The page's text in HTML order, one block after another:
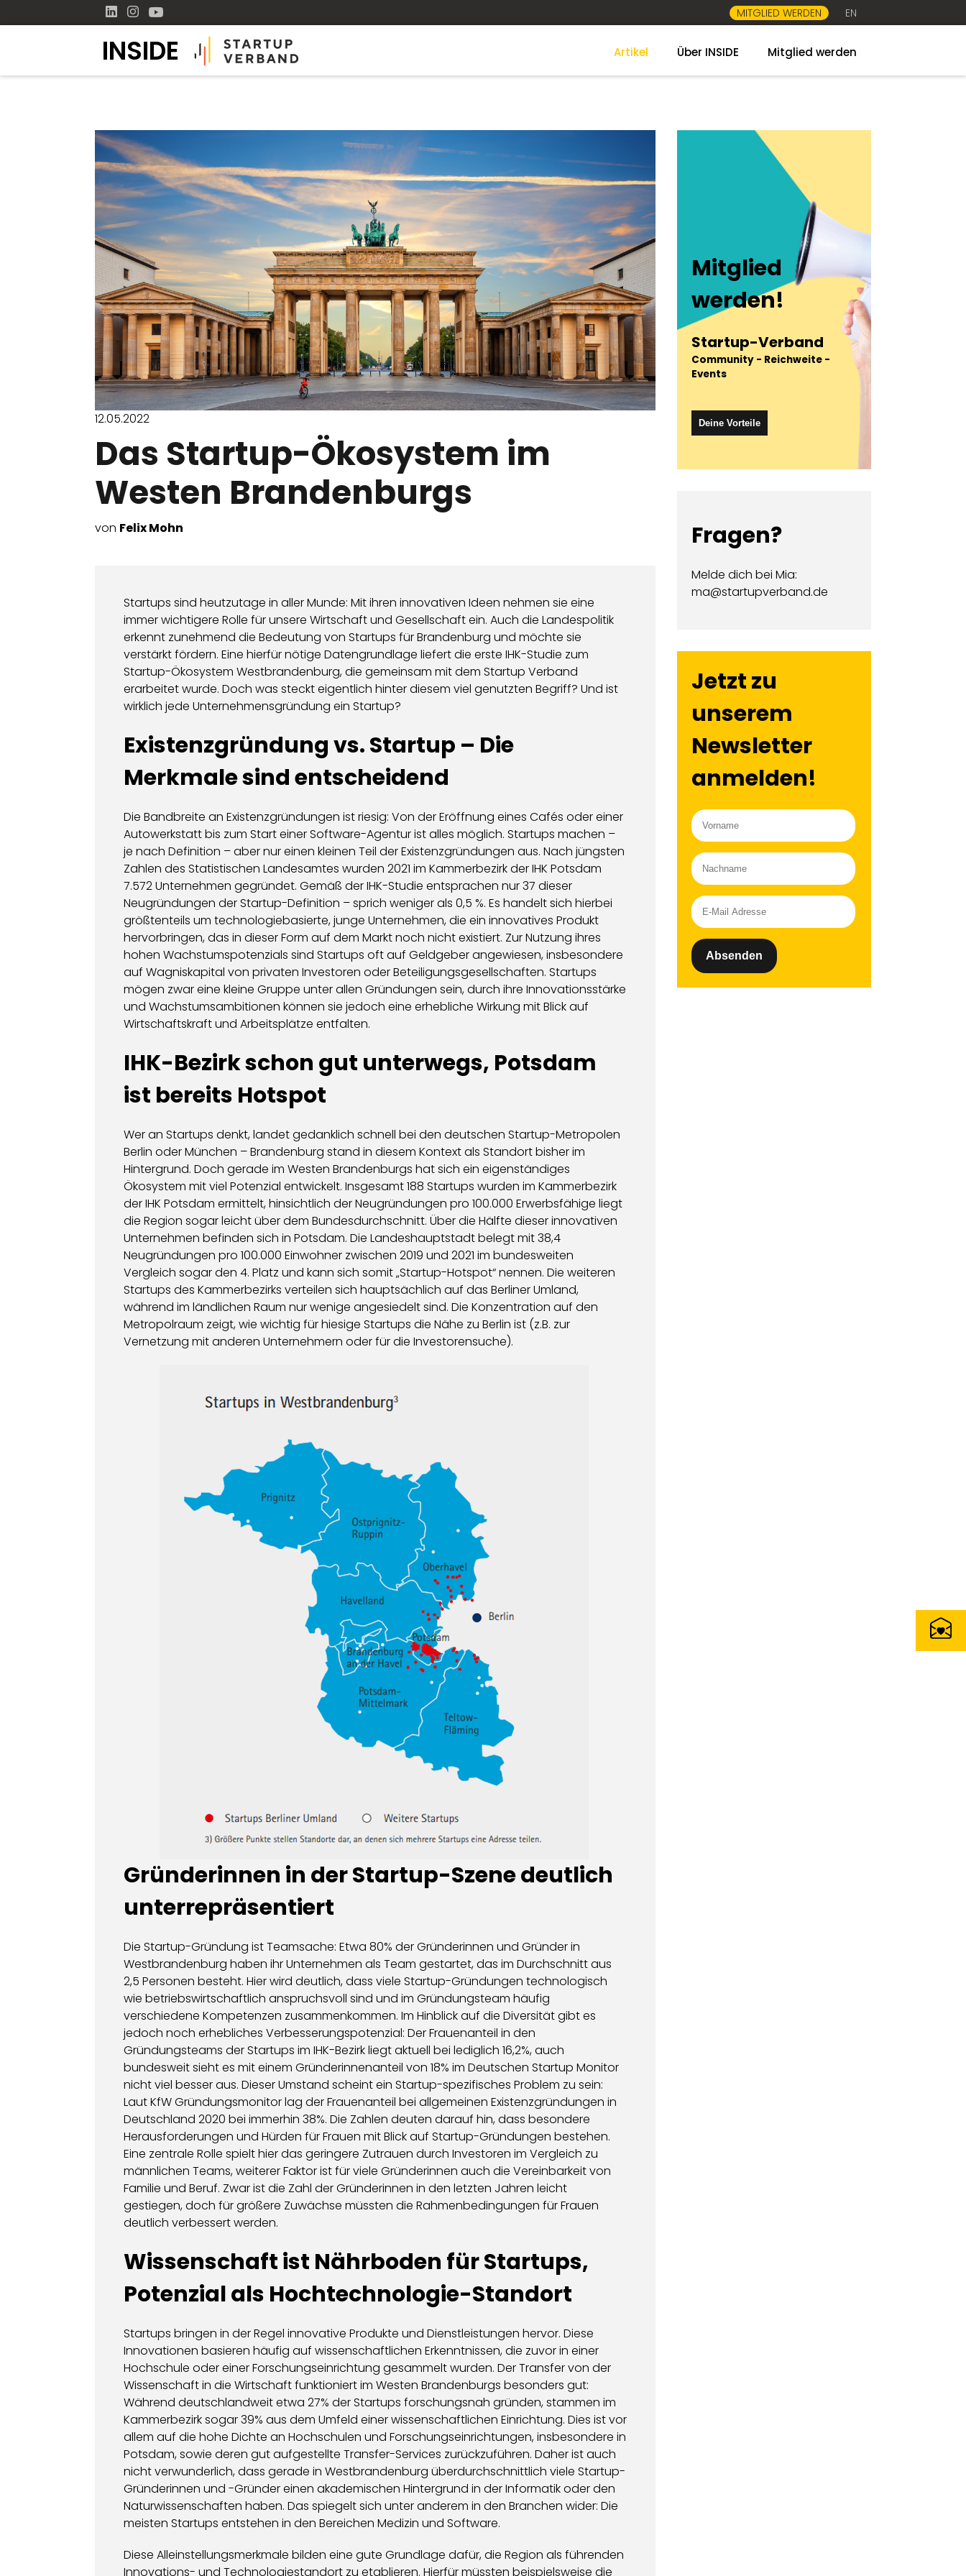
MITGLIED WERDEN EN
INSIDE Artikel Über INSIDE Mitglied werden
12.05.2022
Das Startup-Ökosystem im
Westen Brandenburgs
von Felix Mohn
Startups sind heutzutage in aller Munde: Mit ihren innovativen Ideen nehmen sie eine
immer wichtigere Rolle für unsere Wirtschaft und Gesellschaft ein. Auch die Landespolitik
erkennt zunehmend die Bedeutung von Startups für Brandenburg und möchte sie
verstärkt fördern. Eine hierfür nötige Datengrundlage liefert die erste IHK-Studie zum
Startup-Ökosystem Westbrandenburg, die gemeinsam mit dem Startup Verband
erarbeitet wurde. Doch was steckt eigentlich hinter diesem viel genutzten Begriff? Und ist
wirklich jede Unternehmensgründung ein Startup?
Existenzgründung vs. Startup – Die
Merkmale sind entscheidend
Die Bandbreite an Existenzgründungen ist riesig: Von der Eröffnung eines Cafés oder einer
Autowerkstatt bis zum Start einer Software-Agentur ist alles möglich. Startups machen –
je nach Definition – aber nur einen kleinen Teil der Existenzgründungen aus. Nach jüngsten
Zahlen des Statistischen Landesamtes wurden 2021 im Kammerbezirk der IHK Potsdam
7.572 Unternehmen gegründet. Gemäß der IHK-Studie entsprachen nur 37 dieser
Neugründungen der Startup-Definition – sprich weniger als 0,5 %. Es handelt sich hierbei
größtenteils um technologiebasierte, junge Unternehmen, die ein innovatives Produkt
hervorbringen, das in dieser Form auf dem Markt noch nicht existiert. Zur Nutzung ihres
hohen Wachstumspotenzials sind Startups oft auf Geldgeber angewiesen, insbesondere
auf Wagniskapital von privaten Investoren oder Beteiligungsgesellschaften. Startups
mögen zwar eine kleine Gruppe unter allen Gründungen sein, durch ihre Innovationsstärke
und Wachstumsambitionen können sie jedoch eine erhebliche Wirkung mit Blick auf
Wirtschaftskraft und Arbeitsplätze entfalten.
IHK-Bezirk schon gut unterwegs, Potsdam
ist bereits Hotspot
Wer an Startups denkt, landet gedanklich schnell bei den deutschen Startup-Metropolen
Berlin oder München – Brandenburg stand in diesem Kontext als Standort bisher im
Hintergrund. Doch gerade im Westen Brandenburgs hat sich ein eigenständiges
Ökosystem mit viel Potenzial entwickelt. Insgesamt 188 Startups wurden im Kammerbezirk
der IHK Potsdam ermittelt, hinsichtlich der Neugründungen pro 100.000 Erwerbsfähige liegt
die Region sogar leicht über dem Bundesdurchschnitt. Über die Hälfte dieser innovativen
Unternehmen befinden sich in Potsdam. Die Landeshauptstadt belegt mit 38,4
Neugründungen pro 100.000 Einwohner zwischen 2019 und 2021 im bundesweiten
Vergleich sogar den 4. Platz und kann sich somit „Startup-Hotspot“ nennen. Die weiteren
Startups des Kammerbezirks verteilen sich hauptsächlich auf das Berliner Umland,
während im ländlichen Raum nur wenige angesiedelt sind. Die Konzentration auf den
Metropolraum zeigt, wie wichtig für hiesige Startups die Nähe zu Berlin ist (z.B. zur
Vernetzung mit anderen Unternehmern oder für die Investorensuche).
Gründerinnen in der Startup-Szene deutlich
unterrepräsentiert
Die Startup-Gründung ist Teamsache: Etwa 80% der Gründerinnen und Gründer in
Westbrandenburg haben ihr Unternehmen als Team gestartet, das im Durchschnitt aus
2,5 Personen besteht. Hier wird deutlich, dass viele Startup-Gründungen technologisch
wie betriebswirtschaftlich anspruchsvoll sind und im Gründungsteam häufig
verschiedene Kompetenzen zusammenkommen. Im Hinblick auf die Diversität gibt es
jedoch noch erhebliches Verbesserungspotenzial: Der Frauenanteil in den
Gründungsteams der Startups im IHK-Bezirk liegt aktuell bei lediglich 16,2%, auch
bundesweit sieht es mit einem Gründerinnenanteil von 18% im Deutschen Startup Monitor
nicht viel besser aus. Dieser Umstand scheint ein Startup-spezifisches Problem zu sein:
Laut KfW Gründungsmonitor lag der Frauenanteil bei allgemeinen Existenzgründungen in
Deutschland 2020 bei immerhin 38%. Die Zahlen deuten darauf hin, dass besondere
Herausforderungen und Hürden für Frauen mit Blick auf Startup-Gründungen bestehen.
Eine zentrale Rolle spielt hier das geringere Zutrauen durch Investoren im Vergleich zu
männlichen Teams, weiterer Faktor ist für viele Gründerinnen auch die Vereinbarkeit von
Familie und Beruf. Zwar ist die Zahl der Gründerinnen in den letzten Jahren leicht
gestiegen, doch für größere Zuwächse müssten die Rahmenbedingungen für Frauen
deutlich verbessert werden.
Wissenschaft ist Nährboden für Startups,
Potenzial als Hochtechnologie-Standort
Startups bringen in der Regel innovative Produkte und Dienstleistungen hervor. Diese
Innovationen basieren häufig auf wissenschaftlichen Erkenntnissen, die zuvor in einer
Hochschule oder einer Forschungseinrichtung gesammelt wurden. Der Transfer von der
Wissenschaft in die Wirtschaft funktioniert im Westen Brandenburgs besonders gut:
Während deutschlandweit etwa 27% der Startups forschungsnah gründen, stammen im
Kammerbezirk sogar 39% aus dem Umfeld einer wissenschaftlichen Einrichtung. Dies ist vor
allem auf die hohe Dichte an Hochschulen und Forschungseinrichtungen, insbesondere in
Potsdam, sowie deren gut aufgestellte Transfer-Services zurückzuführen. Daher ist auch
nicht verwunderlich, dass gerade in Westbrandenburg überdurchschnittlich viele Startup-
Gründerinnen und -Gründer einen akademischen Hintergrund in der Informatik oder den
Naturwissenschaften haben. Das spiegelt sich unter anderem in den Branchen wider: Die
meisten Startups entstehen in den Bereichen Medizin und Software.
Diese Alleinstellungsmerkmale bilden eine gute Grundlage dafür, die Region als führenden
Innovations- und Technologiestandort zu etablieren. Hierfür müssten beispielsweise die
Mitglied
werden!
Startup-Verband
Community - Reichweite -
Events
Deine Vorteile
Fragen?
Melde dich bei Mia:
ma@startupverband.de
Jetzt zu
unserem
Newsletter
anmelden!
Absenden